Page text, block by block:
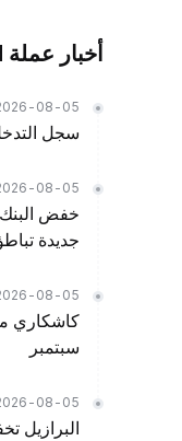
أخبار عملة Federal Oil Fund
08-05 23:01
سجل
08-05 22:25
خفض البنك
جديدة
08-05 21:48
كاشكاري
سبتمبر
08-05 21:44
البرازيل تخفض الفائدة بمقدار 25